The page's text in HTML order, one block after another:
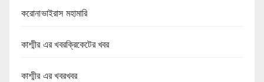
করোনাভাইরাস মহামারি
কাশ্মীর এর খবরক্রিকেটের খবর
কাশ্মীর এর খবরখবর